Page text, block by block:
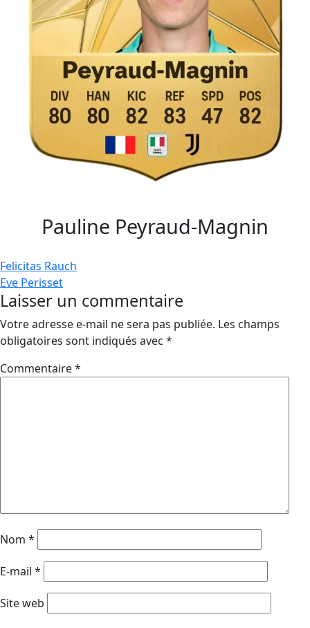
Pauline Peyraud-Magnin
Navigation
de
l’article
Felicitas Rauch
Eve Perisset
Laisser un commentaire
Votre adresse e-mail ne sera pas publiée. Les champs
obligatoires sont indiqués avec *
Commentaire*
Nom *
E-mail *
Site web